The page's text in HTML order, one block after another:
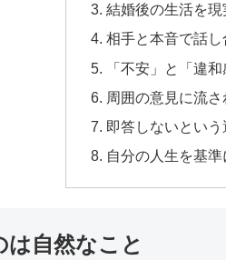
結婚後の生活を
相手と本音で話
「不安」と「違
周囲の意見に流
即答しないとい
自分の人生を基
自然なこと